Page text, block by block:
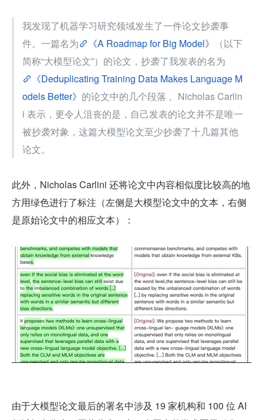
我发现了机器学习研究领域发生了一件论文抄袭事
件。一篇名为
《A Roadmap for Big Model》
（以下
简称“大模型论文”）的论文，抄袭了我发表的名为
《Deduplicating Training Data Makes Language M
odels Better》 的论文中的几个段落 。Nicholas Carlin
i 表示，更令人沮丧的是，自己发表的论文并不是唯一
被抄袭对象，这篇大模型论文至少抄袭了十几篇其他
论文。
此外，Nicholas Carlini 还将论文中内容相似度比较高的地
方用绿色进行了标注（左侧是大模型论文中的文本，右侧
是原始论文中的相应文本）：
由于大模型论文最后的署名中涉及 19 家机构和 100 位 AI